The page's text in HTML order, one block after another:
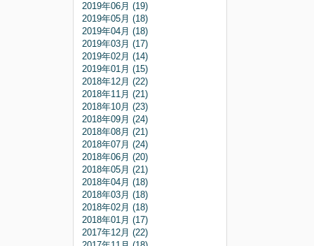
2019年06月 (19)
2019年05月 (18)
2019年04月 (18)
2019年03月 (17)
2019年02月 (14)
2019年01月 (15)
2018年12月 (22)
2018年11月 (21)
2018年10月 (23)
2018年09月 (24)
2018年08月 (21)
2018年07月 (24)
2018年06月 (20)
2018年05月 (21)
2018年04月 (18)
2018年03月 (18)
2018年02月 (18)
2018年01月 (17)
2017年12月 (22)